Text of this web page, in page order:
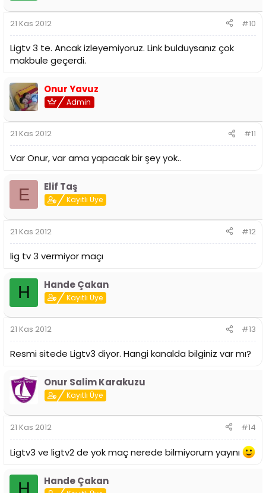
21 Kas 2012 #10
Ligtv 3 te. Ancak izleyemiyoruz. Link bulduysanız çok
makbule geçerdi.
Onur Yavuz
Admin
21 Kas 2012 #11
Var Onur, var ama yapacak bir şey yok..
E Elif Taş
Kayıtlı Üye
21 Kas 2012 #12
lig tv 3 vermiyor maçı
H Hande Çakan
Kayıtlı Üye
21 Kas 2012 #13
Resmi sitede Ligtv3 diyor. Hangi kanalda bilginiz var mı?
Onur Salim Karakuzu
Kayıtlı Üye
21 Kas 2012 #14
Ligtv3 ve ligtv2 de yok maç nerede bilmiyorum yayını
H Hande Çakan